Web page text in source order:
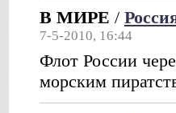
В МИРЕ /
7-5-2010, 16:44
Флот России
морским